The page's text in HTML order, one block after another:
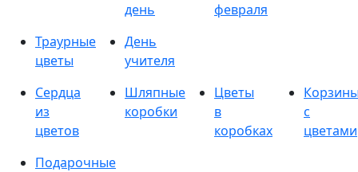
день
февраля
Траурные
цветы
День
учителя
Сердца
из
цветов
Шляпные
коробки
Цветы
в
коробках
с
цветами
Подарочные